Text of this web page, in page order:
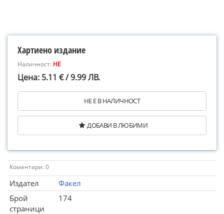
Хартиено издание
Наличност: НЕ
Цена: 5.11 € / 9.99 ЛВ.
НЕ Е В НАЛИЧНОСТ
ДОБАВИ В ЛЮБИМИ
Коментари: 0
Издател
Факел
Брой
страници
174